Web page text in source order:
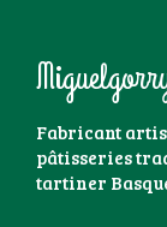
Fabricant
pâtisseries
tartiner